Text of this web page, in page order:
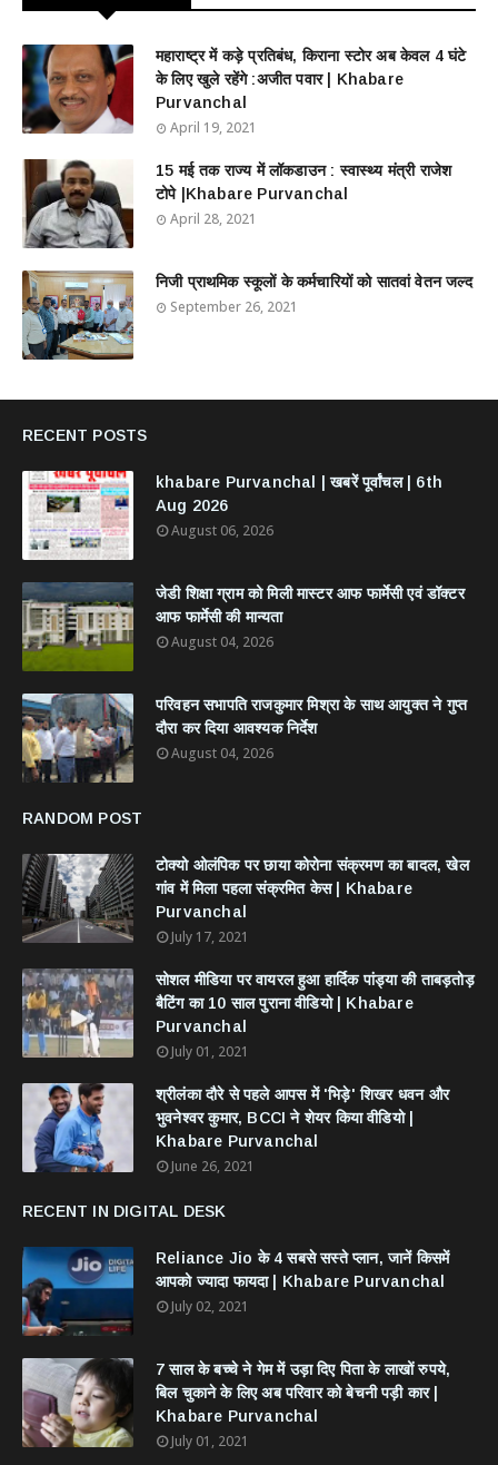
महाराष्ट्र में कड़े प्रतिबंध, किराना स्टोर अब केवल 4 घंटे
के लिए खुले रहेंगे :अजीत पवार | Khabare
Purvanchal
April 19, 2021
15 मई तक राज्य में लॉकडाउन : स्वास्थ्य मंत्री राजेश
टोपे |Khabare Purvanchal
April 28, 2021
निजी प्राथमिक स्कूलों के कर्मचारियों को सातवां वेतन जल्द
September 26, 2021
RECENT POSTS
khabare Purvanchal | खबरें पूर्वांचल | 6th
Aug 2026
August 06, 2026
जेडी शिक्षा ग्राम को मिली मास्टर आफ फार्मेसी एवं डॉक्टर
आफ फार्मेसी की मान्यता
August 04, 2026
परिवहन सभापति राजकुमार मिश्रा के साथ आयुक्त ने गुप्त
दौरा कर दिया आवश्यक निर्देश
August 04, 2026
RANDOM POST
टोक्यो ओलंपिक पर छाया कोरोना संक्रमण का बादल, खेल
गांव में मिला पहला संक्रमित केस | Khabare
Purvanchal
July 17, 2021
सोशल मीडिया पर वायरल हुआ हार्दिक पांड्या की ताबड़तोड़
बैटिंग का 10 साल पुराना वीडियो | Khabare
Purvanchal
July 01, 2021
श्रीलंका दौरे से पहले आपस में 'भिड़े' शिखर धवन और
भुवनेश्वर कुमार, BCCI ने शेयर किया वीडियो |
Khabare Purvanchal
June 26, 2021
RECENT IN DIGITAL DESK
Reliance Jio के 4 सबसे सस्ते प्लान, जानें किसमें
आपको ज्यादा फायदा | Khabare Purvanchal
July 02, 2021
7 साल के बच्चे ने गेम में उड़ा दिए पिता के लाखों रुपये,
बिल चुकाने के लिए अब परिवार को बेचनी पड़ी कार |
Khabare Purvanchal
July 01, 2021